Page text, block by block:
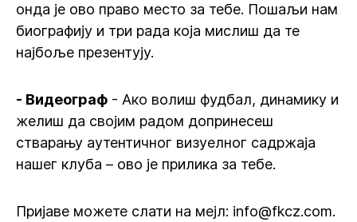
онда је ово право место за тебе. Пошаљи нам
биографију и три рада која мислиш да те
најбоље презентују.
- Видеограф - Ако волиш фудбал, динамику и
желиш да својим радом допринесеш
стварању аутентичног визуелног садржаја
нашег клуба – ово је прилика за тебе.
Пријаве можете слати на мејл: info@fkcz.com.